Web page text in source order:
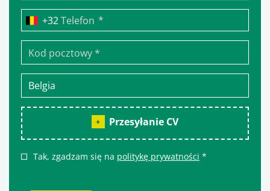
Telefon *
Przesyłanie CV
Tak, zgadzam się na politykę prywatności *